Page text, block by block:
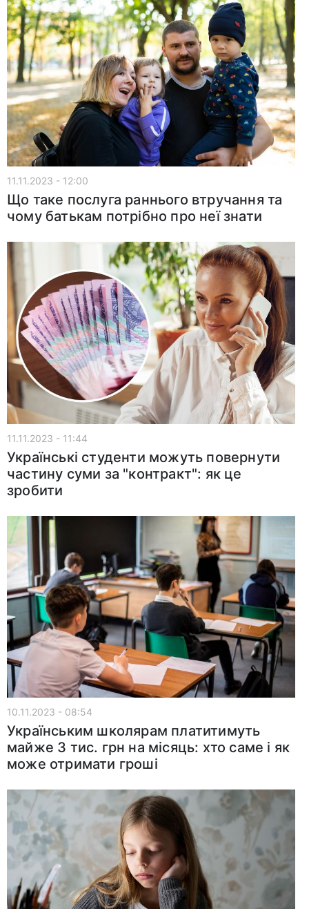
11.11.2023 - 12:00
Що таке послуга раннього втручання та
чому батькам потрібно про неї знати
11.11.2023 - 11:44
Українські студенти можуть повернути
частину суми за "контракт": як це
зробити
10.11.2023 - 08:54
Українським школярам платитимуть
майже 3 тис. грн на місяць: хто саме і як
може отримати гроші